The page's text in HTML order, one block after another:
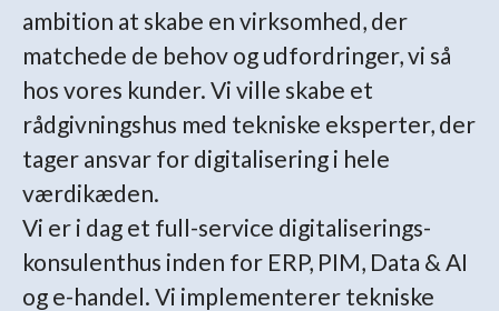
ambition at skabe en virksomhed, der
matchede de behov og udfordringer, vi så
hos vores kunder. Vi ville skabe et
rådgivningshus med tekniske eksperter, der
tager ansvar for digitalisering i hele
værdikæden.
Vi er i dag et full-service digitaliserings-
konsulenthus inden for ERP, PIM, Data & AI
og e-handel. Vi implementerer tekniske